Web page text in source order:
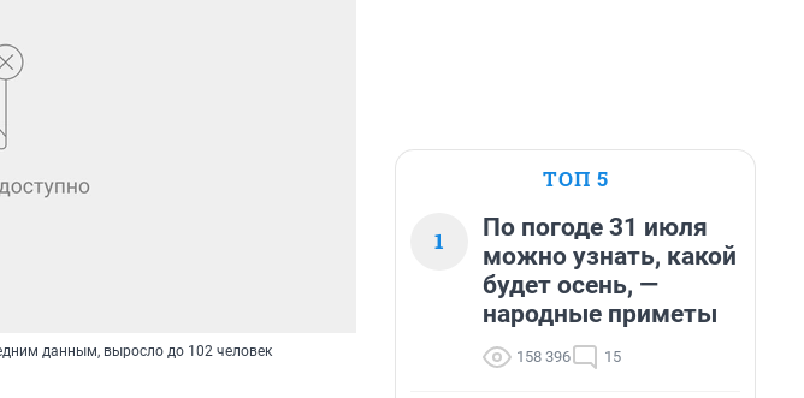
данным, выросло до 102 человек
ТОП 5
1
По погоде 31 июля
можно узнать, какой
будет осень, —
народные приметы
158 396 15